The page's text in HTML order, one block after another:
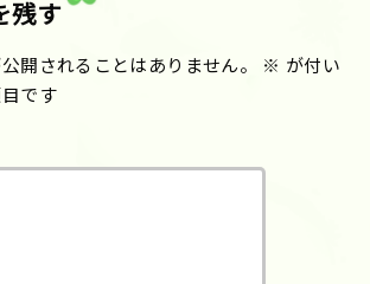
残す
開されることはありません。 ※ が付い
です